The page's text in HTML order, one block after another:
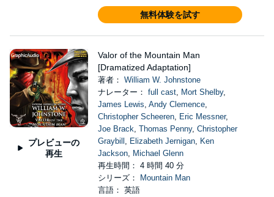
無料体験を試す
プレビューの
再生
Valor of the Mountain Man
[Dramatized Adaptation]
著者： William W. Johnstone
ナレーター： full cast, Mort Shelby,
James Lewis, Andy Clemence,
Christopher Scheeren, Eric Messner,
Joe Brack, Thomas Penny, Christopher
Graybill , Elizabeth Jernigan, Ken
Jackson, Michael Glenn
再生時間： 4 時間 40 分
シリーズ：
Mountain Man
言語： 英語